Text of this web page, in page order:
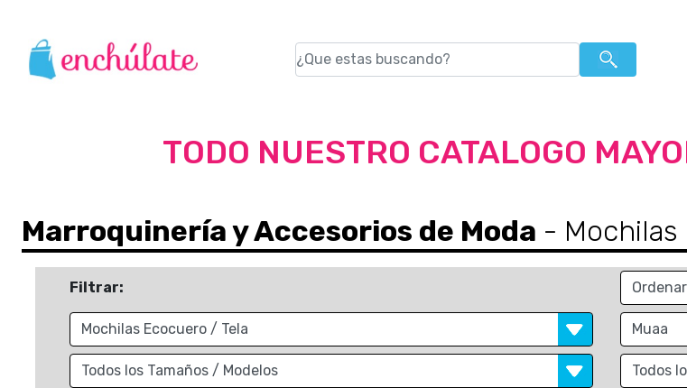
TODO NUESTRO CATALOGO
Marroquinería y Accesorios de Moda - Mochilas
Filtrar: